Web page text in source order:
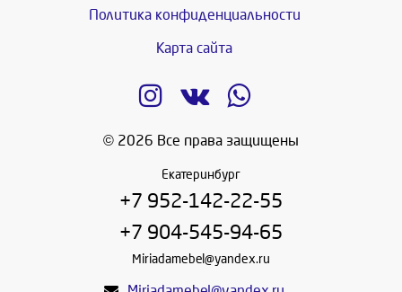
Политика конфиденциальности
Карта сайта
© 2026 Все права защищены
Екатеринбург
+7 952-142-22-55
+7 904-545-94-65
Miriadamebel@yandex.ru